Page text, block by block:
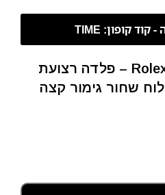
Rolex Datejust – 41 mm – פלדה רצועת
שחור גימור קצה